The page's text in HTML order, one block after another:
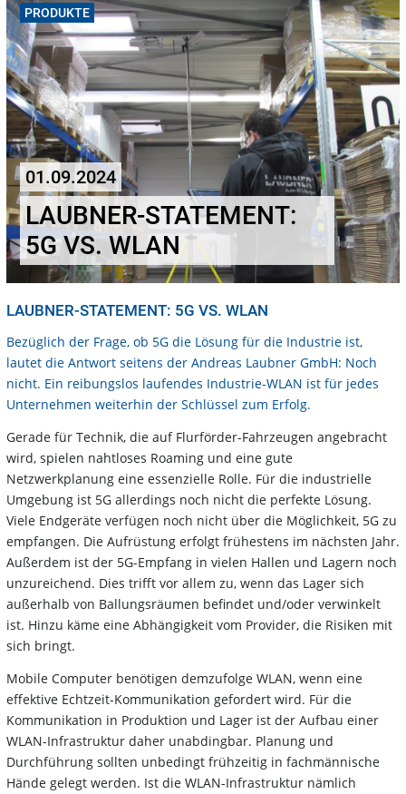
PRODUKTE
01.09.2024
LAUBNER-STATEMENT:
5G VS. WLAN
LAUBNER-STATEMENT: 5G VS. WLAN
Bezüglich der Frage, ob 5G die Lösung für die Industrie ist,
lautet die Antwort seitens der Andreas Laubner GmbH: Noch
nicht. Ein reibungslos laufendes Industrie-WLAN ist für jedes
Unternehmen weiterhin der Schlüssel zum Erfolg.
Gerade für Technik, die auf Flurförder-Fahrzeugen angebracht
wird, spielen nahtloses Roaming und eine gute
Netzwerkplanung eine essenzielle Rolle. Für die industrielle
Umgebung ist 5G allerdings noch nicht die perfekte Lösung.
Viele Endgeräte verfügen noch nicht über die Möglichkeit, 5G zu
empfangen. Die Aufrüstung erfolgt frühestens im nächsten Jahr.
Außerdem ist der 5G-Empfang in vielen Hallen und Lagern noch
unzureichend. Dies trifft vor allem zu, wenn das Lager sich
außerhalb von Ballungsräumen befindet und/oder verwinkelt
ist. Hinzu käme eine Abhängigkeit vom Provider, die Risiken mit
sich bringt.
Mobile Computer benötigen demzufolge WLAN, wenn eine
effektive Echtzeit-Kommunikation gefordert wird. Für die
Kommunikation in Produktion und Lager ist der Aufbau einer
WLAN-Infrastruktur daher unabdingbar. Planung und
Durchführung sollten unbedingt frühzeitig in fachmännische
Hände gelegt werden. Ist die WLAN-Infrastruktur nämlich